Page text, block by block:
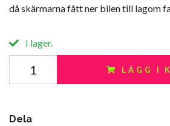
då skärmarna fått ner bilen till lagom
I lager.
LÄGG I
Dela